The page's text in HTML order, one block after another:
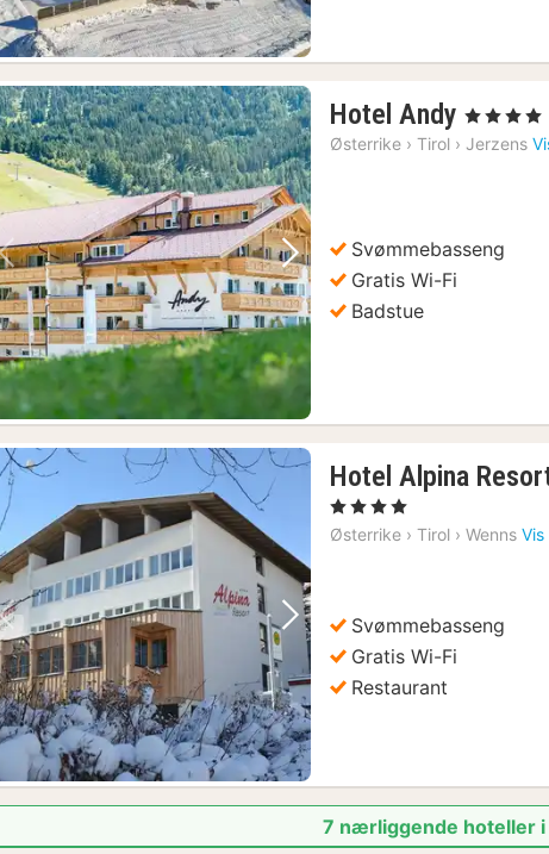
Forrige bilde Neste bilde
Hotel Andy 1
natt
, 4 Stjerner
Østerrike › Tirol › Jerzens
Svømmebasseng
Gratis Wi-Fi
Badstue
Forrige bilde Neste bilde
Hotel Alpina
, 4 Stjerner
Østerrike › Tirol › Wenns
Svømmebasseng
Gratis Wi-Fi
Restaurant
7 nærliggende hoteller